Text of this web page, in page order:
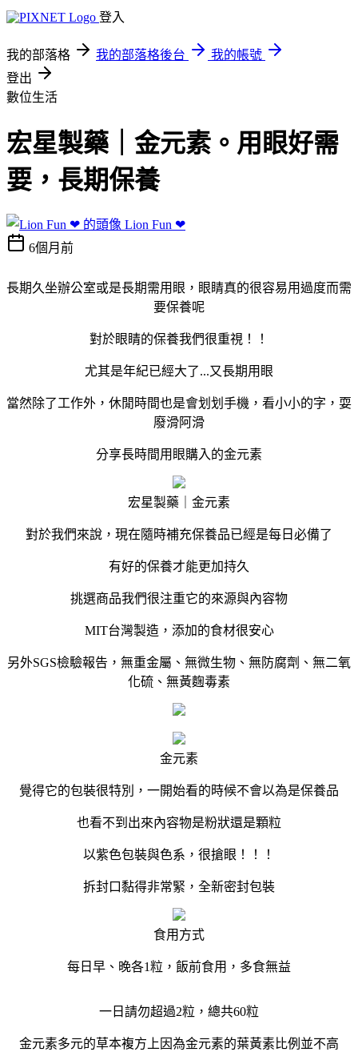
登入
我的部落格 我的部落格後台
我的帳號
登出
數位生活
宏星製藥｜金元素。用眼好需
要，長期保養
Lion Fun ❤
6個月前
長期久坐辦公室或是長期需用眼，眼睛真的很容易用過度而需
要保養呢
對於眼睛的保養我們很重視！！
尤其是年紀已經大了...又長期用眼
當然除了工作外，休閒時間也是會划划手機，看小小的字，耍
廢滑阿滑
分享長時間用眼購入的金元素
宏星製藥｜金元素
對於我們來說，現在隨時補充保養品已經是每日必備了
有好的保養才能更加持久
挑選商品我們很注重它的來源與內容物
MIT台灣製造，添加的食材很安心
另外SGS檢驗報告，無重金屬、無微生物、無防腐劑、無二氧
化硫、無黃麴毒素
金元素
覺得它的包裝很特別，一開始看的時候不會以為是保養品
也看不到出來內容物是粉狀還是顆粒
以紫色包裝與色系，很搶眼！！！
拆封口黏得非常緊，全新密封包裝
食用方式
每日早、晚各1粒，飯前食用，多食無益
一日請勿超過2粒，總共60粒
金元素多元的草本複方上因為金元素的葉黃素比例並不高